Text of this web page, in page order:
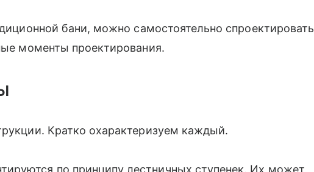
бани, можно самостоятельно спроектировать
моменты проектирования.
Кратко охарактеризуем каждый.
по принципу лестничных ступенек. Их может